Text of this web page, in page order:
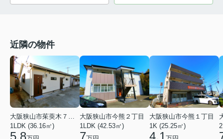
近隣の物件
大阪狭山市茱萸木７丁目
1LDK (36.16㎡)
5.8
大阪狭山市今熊２丁目
1LDK (42.53㎡)
7
大阪狭山市今熊１丁目
1K (25.25㎡)
4.1